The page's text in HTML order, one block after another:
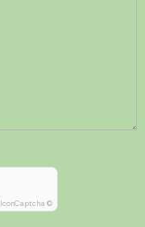
IconCaptcha ©